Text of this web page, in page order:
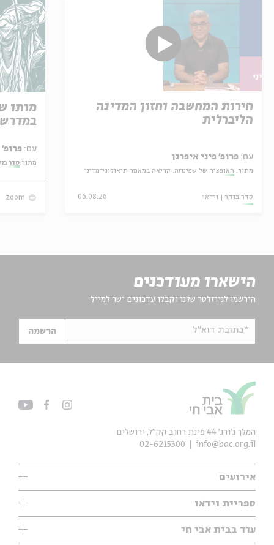
חירות המחשבה וחזון המדינה
הליברלית
עם: פרופ' פיני איפרגן
מתוך: האופציה של שפינוזה: קריאה במאמר תיאולוגי־מדיני
סדר בוקר וידאו 06.08.26
מותו
עם: פרופ' אביגדור שנאן
מתוך:סדר
zoom
הישארו מעודכנים
הירשמו לניוזלטר שלנו וקבלו עדכונים ישר למייל
*כתובת דוא"ל הרשמה
אירועים
עיון
אנגלית
ספריית וידאו
ילדים
מוזיקה
עוד בבית אבי חי
המלך ג'ורג' 44 פינת רחוב קק״ל, ירושלים
info@bac.org.il
02-6215300